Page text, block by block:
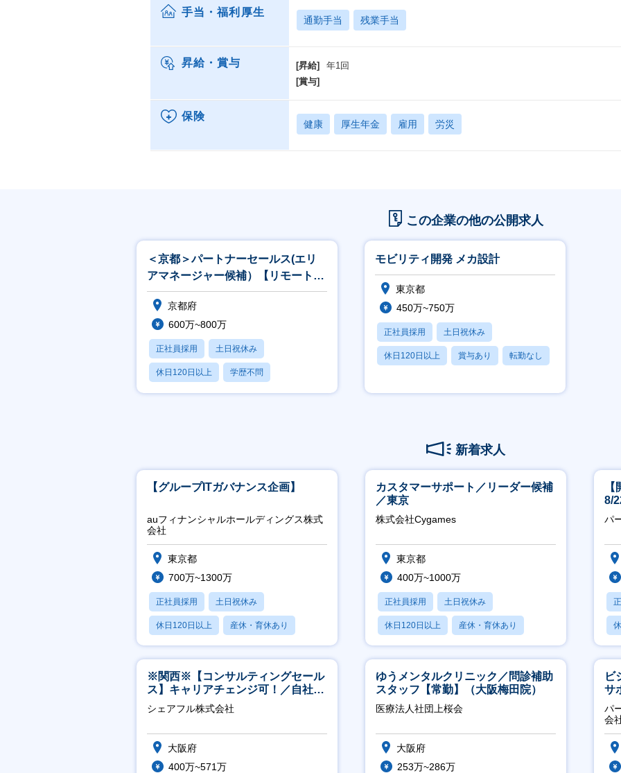
手当・福利厚生
通勤手当 残業手当
昇給・賞与 [昇給]
年1回
[賞与]
保険
健康 厚生年金 雇用 労災
この企業の他の公開求人
＜京都＞パートナーセールス(エリ
アマネージャー候補）【リモート・
フレックス】
京都府
600万~800万
正社員採用 土日祝休み
休日120日以上 学歴不問
フレックス
モビリティ開発 メカ設計
東京都
450万~750万
正社員採用 土日祝休み
休日120日以上 賞与あり 転勤なし
新着求人
【グループITガバナンス企画】
auフィナンシャルホールディングス株式
会社
東京都
700万~1300万
正社員採用 土日祝休み
休日120日以上 産休・育休あり
賞与あり
カスタマーサポート／リーダー候補
／東京
株式会社Cygames
東京都
400万~1000万
正社員採用 土日祝休み
休日120日以上 産休・育休あり
月残業20時間以内
8/
パ
※関西※【コンサルティングセール
ス】キャリアチェンジ可！／自社サ
ービス『シェアフル』の営業
シェアフル株式会社
大阪府
400万~571万
ゆうメンタルクリニック／問診補助
スタッフ【常勤】（大阪梅田院）
医療法人社団上桜会
大阪府
253万~286万
ビ
サ
推
パ
会